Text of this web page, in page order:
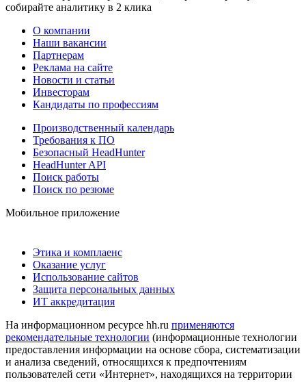
собирайте аналитику в 2 клика
О компании
Наши вакансии
Партнерам
Реклама на сайте
Новости и статьи
Инвесторам
Кандидаты по профессиям
Производственный календарь
Требования к ПО
Безопасный HeadHunter
HeadHunter API
Поиск работы
Поиск по резюме
Мобильное приложение
Этика и комплаенс
Оказание услуг
Использование сайтов
Защита персональных данных
ИТ аккредитация
На информационном ресурсе hh.ru применяются
рекомендательные технологии (информационные технологии
предоставления информации на основе сбора, систематизации
и анализа сведений, относящихся к предпочтениям
пользователей сети «Интернет», находящихся на территории